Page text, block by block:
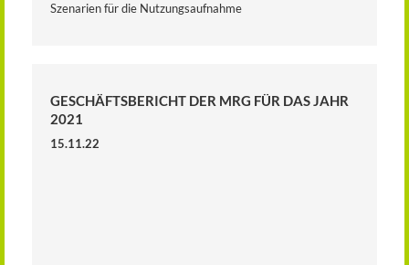
Szenarien für die Nutzungsaufnahme
GESCHÄFTSBERICHT DER MRG FÜR DAS JAHR
2021
15.11.22